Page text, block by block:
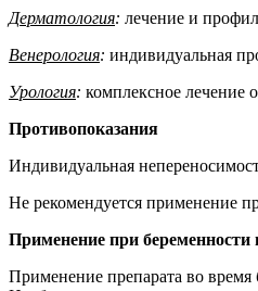
Дерматология: лечение и
Венерология: индивидуальная
Урология: комплексное лечение
Противопоказания
Индивидуальная
Не рекомендуется применение
Применение при беременности
Применение препарата во время